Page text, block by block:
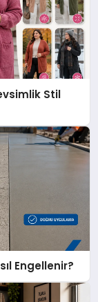
Stil
Engellenir?